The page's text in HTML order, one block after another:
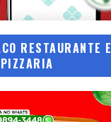
RESTAURANTE E
PIZZARIA